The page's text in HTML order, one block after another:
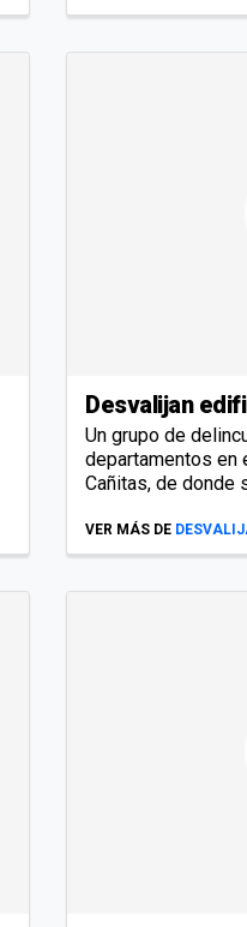
Desvalijan
Un grupo de
departamentos en
Cañitas, de donde
VER MÁS DE